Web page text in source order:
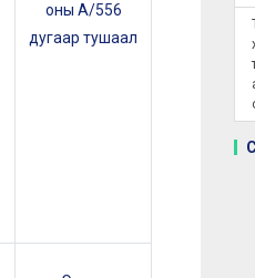
оны А/556
дугаар тушаал